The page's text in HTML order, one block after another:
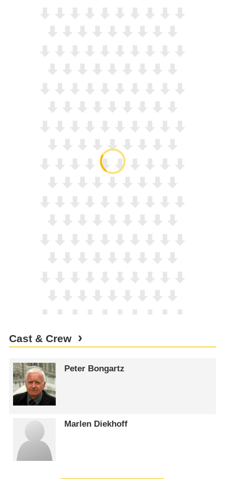
Cast & Crew
Peter Bongartz
Marlen Diekhoff